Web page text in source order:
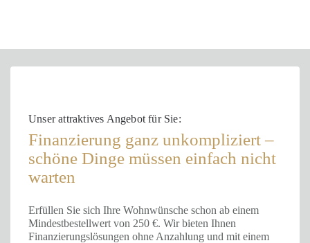
Unser attraktives Angebot für Sie:
Finanzierung ganz unkompliziert –
schöne Dinge müssen einfach nicht
warten
Erfüllen Sie sich Ihre Wohnwünsche schon ab einem
Mindestbestellwert von 250 €. Wir bieten Ihnen
Finanzierungslösungen ohne Anzahlung und mit einem